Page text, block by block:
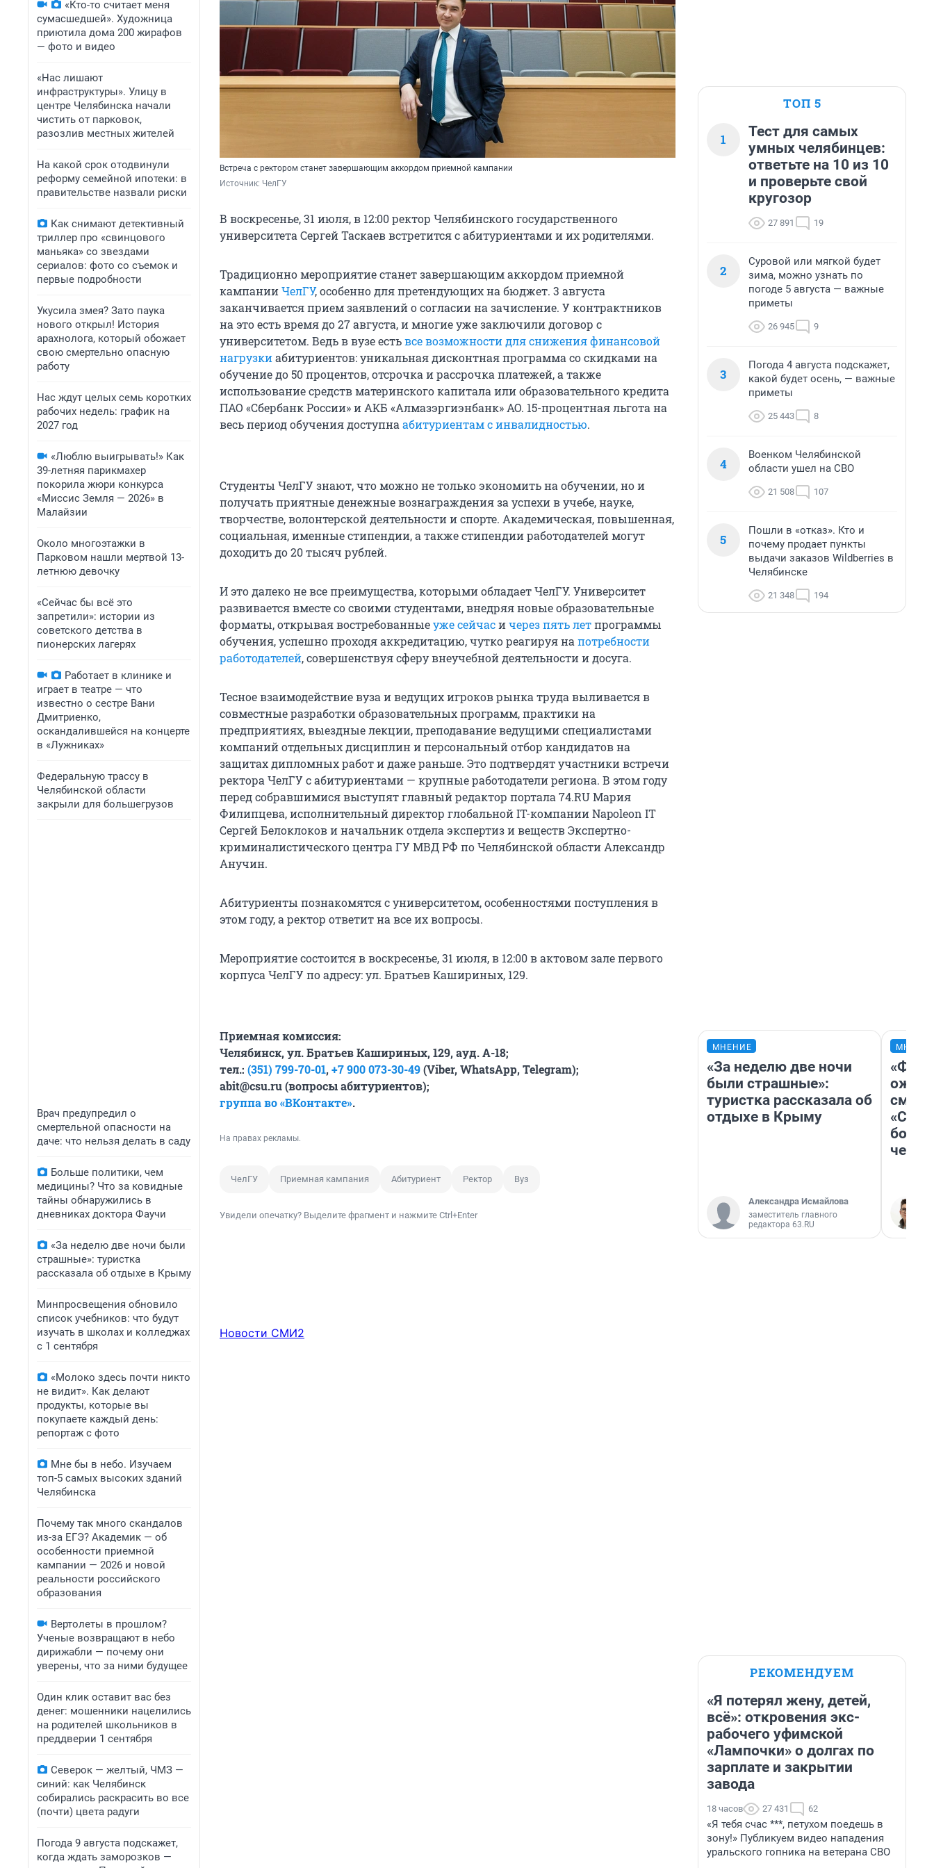
«Кто-то считает меня
сумасшедшей». Художница
приютила дома 200 жирафов
— фото и видео
«Нас лишают
инфраструктуры». Улицу в
центре Челябинска начали
чистить от парковок,
разозлив местных жителей
На какой срок отодвинули
реформу семейной ипотеки: в
правительстве назвали риски
Как снимают детективный
триллер про «свинцового
маньяка» со звездами
сериалов: фото со съемок и
первые подробности
Укусила змея? Зато паука
нового открыл! История
арахнолога, который обожает
свою смертельно опасную
работу
Нас ждут целых семь коротких
рабочих недель: график на
2027 год
«Люблю выигрывать!» Как
39-летняя парикмахер
покорила жюри конкурса
«Миссис Земля — 2026» в
Малайзии
Около многоэтажки в
Парковом нашли мертвой 13-
летнюю девочку
«Сейчас бы всё это
запретили»: истории из
советского детства в
пионерских лагерях
Работает в клинике и
играет в театре — что
известно о сестре Вани
Дмитриенко,
оскандалившейся на концерте
в «Лужниках»
Федеральную трассу в
Челябинской области
закрыли для большегрузов
Врач предупредил о
смертельной опасности на
даче: что нельзя делать в саду
Больше политики, чем
медицины? Что за ковидные
тайны обнаружились в
дневниках доктора Фаучи
«За неделю две ночи были
страшные»: туристка
рассказала об отдыхе в Крыму
Минпросвещения обновило
список учебников: что будут
изучать в школах и колледжах
с 1 сентября
«Молоко здесь почти никто
не видит». Как делают
продукты, которые вы
покупаете каждый день:
репортаж с фото
Мне бы в небо. Изучаем
топ-5 самых высоких зданий
Челябинска
Почему так много скандалов
из-за ЕГЭ? Академик — об
особенности приемной
кампании — 2026 и новой
реальности российского
образования
Вертолеты в прошлом?
Ученые возвращают в небо
дирижабли — почему они
уверены, что за ними будущее
Один клик оставит вас без
денег: мошенники нацелились
на родителей школьников в
преддверии 1 сентября
Северок — желтый, ЧМЗ —
синий: как Челябинск
собирались раскрасить во все
(почти) цвета радуги
Погода 9 августа подскажет,
когда ждать заморозков —
Встреча с ректором станет завершающим аккордом приемной кампании
Источник: ЧелГУ
В воскресенье, 31 июля, в 12:00 ректор Челябинского государственного
университета Сергей Таскаев встретится с абитуриентами и их родителями.
Традиционно мероприятие станет завершающим аккордом приемной
кампанииЧелГУ, особенно для претендующих на бюджет. 3 августа
заканчивается прием заявлений о согласии на зачисление. У контрактников
на это есть время до 27 августа, и многие уже заключили договор с
университетом. Ведь в вузе естьвсе возможности для снижения финансовой
нагрузкиабитуриентов: уникальная дисконтная программа со скидками на
обучение до 50 процентов, отсрочка и рассрочка платежей, а также
использование средств материнского капитала или образовательного кредита
ПАО «Сбербанк России» и АКБ «Алмазэргиэнбанк» АО. 15-процентная льгота на
весь период обучения доступна абитуриентам с инвалидностью.
Студенты ЧелГУ знают, что можно не только экономить на обучении, но и
получать приятные денежные вознаграждения за успехи в учебе, науке,
творчестве, волонтерской деятельности и спорте. Академическая, повышенная,
социальная, именные стипендии, а также стипендии работодателей могут
доходить до 20 тысяч рублей.
И это далеко не все преимущества, которыми обладает ЧелГУ. Университет
развивается вместе со своими студентами, внедряя новые образовательные
форматы, открывая востребованныеуже сейчасичерез пять летпрограммы
обучения, успешно проходя аккредитацию, чутко реагируя на потребности
работодателей, совершенствуя сферу внеучебной деятельности и досуга.
Тесное взаимодействие вуза и ведущих игроков рынка труда выливается в
совместные разработки образовательных программ, практики на
предприятиях, выездные лекции, преподавание ведущими специалистами
компаний отдельных дисциплин и персональный отбор кандидатов на
защитах дипломных работ и даже раньше. Это подтвердят участники встречи
ректора ЧелГУ с абитуриентами — крупные работодатели региона. В этом году
перед собравшимися выступят главный редактор портала 74.RU Мария
Филипцева, исполнительный директор глобальной IT-компании Napoleon IT
Сергей Белоклоков и начальник отдела экспертиз и веществ Экспертно-
криминалистического центра ГУ МВД РФ по Челябинской области Александр
Анучин.
Абитуриенты познакомятся с университетом, особенностями поступления в
этом году, а ректор ответит на все их вопросы.
Мероприятие состоится в воскресенье, 31 июля, в 12:00 в актовом зале первого
корпуса ЧелГУ по адресу: ул. Братьев Кашириных, 129.
Приемная комиссия:
Челябинск, ул. Братьев Кашириных, 129, ауд. А-18;
тел.: (351) 799-70-01,+7 900 073-30-49(Viber,WhatsApp,Telegram);
abit@csu.ru (вопросы абитуриентов);
группа во «ВКонтакте».
На правах рекламы.
ЧелГУ Приемная кампания Абитуриент Ректор Вуз
Увидели опечатку? Выделите фрагмент и нажмите Ctrl+Enter
Новости СМИ2
ТОП 5
1
Тест для самых
умных челябинцев:
ответьте на 10 из 10
и проверьте свой
кругозор
27 891 19
2
Суровой или мягкой будет
зима, можно узнать по
погоде 5 августа — важные
приметы
26 945 9
3
Погода 4 августа подскажет,
какой будет осень, — важные
приметы
25 443 8
4
Военком Челябинской
области ушел на СВО
21 508 107
5
Пошли в «отказ». Кто и
почему продает пункты
выдачи заказов Wildberries в
Челябинске
21 348 194
МНЕНИЕ
«За неделю две ночи
были страшные»:
туристка рассказала об
отдыхе в Крыму
Александра Исмайлова
заместитель главного
редактора 63.RU
РЕКОМЕНДУЕМ
«Я потерял жену, детей,
всё»: откровения экс-
рабочего уфимской
«Лампочки» о долгах по
зарплате и закрытии
завода
18 часов 27 431 62
«Я тебя счас ***, петухом поедешь в
зону!» Публикуем видео нападения
уральского гопника на ветерана СВО